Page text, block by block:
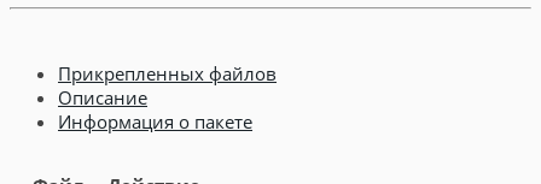
Прикрепленных файлов
Описание
Информация о пакете